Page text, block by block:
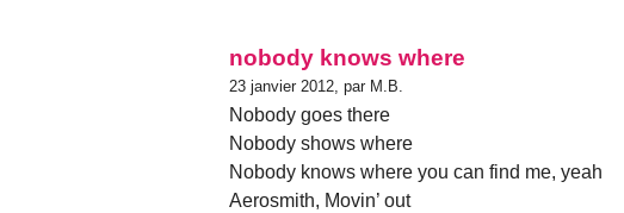
nobody knows where
23 janvier 2012, par M.B.
Nobody goes there
Nobody shows where
Nobody knows where you can find me, yeah
Aerosmith, Movin’ out